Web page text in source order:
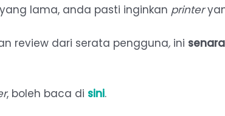
lama, anda pasti inginkan printer
review dari serata pengguna, ini
, boleh baca di sini.